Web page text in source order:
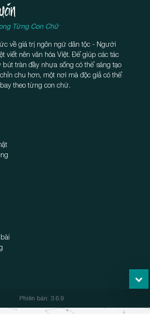
Từng Con Chữ
về giá trị ngôn ngữ dân tộc - Người
viết nên văn hóa Việt. Để giúp các tác
bút tràn đầy nhựa sống có thể sáng tạo
chu hơn, một nơi mà độc giả có thể
theo từng con chữ.
Phiên bản: 3.6.9